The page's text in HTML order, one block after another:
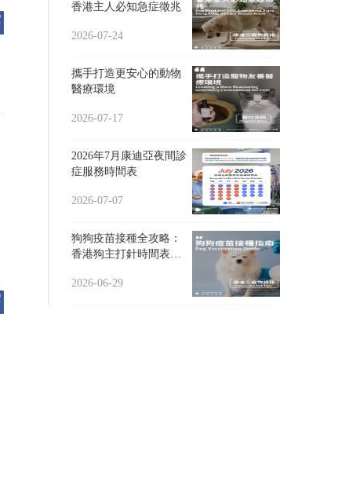
香港主人必知急症徵兆
2026-07-24
攜手打造更安心的動物
醫療環境
2026-07-17
2026年7月康迪亞夜間診
症服務時間表
2026-07-07
狗狗疫苗接種全攻略：
香港狗主打針時間表、
2026-06-29